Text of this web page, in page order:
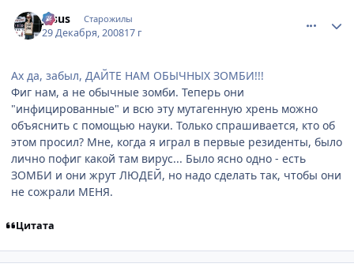
Jesus Старожилы
29 Декабря, 200817 г
Ах да, забыл, ДАЙТЕ НАМ ОБЫЧНЫХ ЗОМБИ!!!
Фиг нам, а не обычные зомби. Теперь они
"инфицированные" и всю эту мутагенную хрень можно
объяснить с помощью науки. Только спрашивается, кто об
этом просил? Мне, когда я играл в первые резиденты, было
лично пофиг какой там вирус... Было ясно одно - есть
ЗОМБИ и они жрут ЛЮДЕЙ, но надо сделать так, чтобы они
не сожрали МЕНЯ.
Цитата